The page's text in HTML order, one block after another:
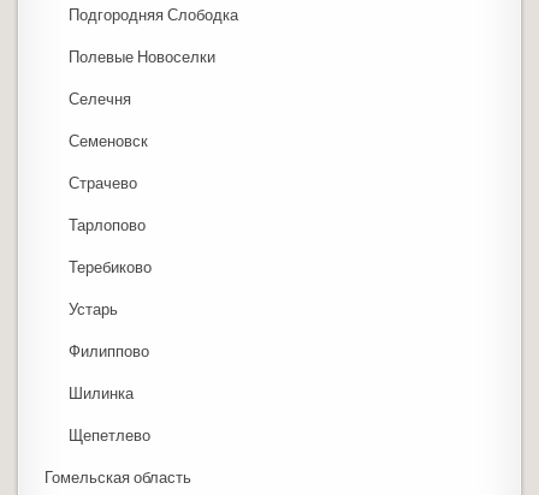
Подгородняя Слободка
Полевые Новоселки
Селечня
Семеновск
Страчево
Тарлопово
Теребиково
Устарь
Филиппово
Шилинка
Щепетлево
Гомельская область